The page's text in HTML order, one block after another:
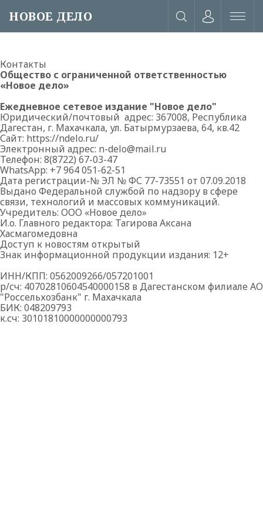
НОВОЕ ДЕЛО
или через соц. сети
Контакты
Общество с ограниченной ответственностью
«Новое дело»
Ежедневное сетевое издание "Новое дело"
Юридический/почтовый адрес: 367008, Республика
Дагестан, г. Махачкала, ул. Батырмурзаева, 64, кв.42
Сайт: https://ndelo.ru/
Электронный адрес: n-delo@mail.ru
Телефон: 8(8722) 67-03-47
WhatsApp: +7 964 051-62-51
Дата регистрации-№ ЭЛ № ФС 77-73551 от 07.09.2018
Выдано Федеральной службой по надзору в сфере
связи, технологий и массовых коммуникаций.
Учредитель: ООО «Новое дело»
И.о. Главного редактора: Тагирова Аксана
Хасмагомедовна
Доступ к новостям открытый
Знак информационной продукции издания: 12+
ИНН/КПП: 0562009266/057201001
р/сч: 40702810604540000158 в Дагестанском филиале АО
"Россельхозбанк" г. Махачкала
БИК: 048209793
к.сч: 30101810000000000793